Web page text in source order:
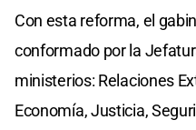
Con esta reforma, el
conformado por la
ministerios: Relaciones
Economía, Justicia,